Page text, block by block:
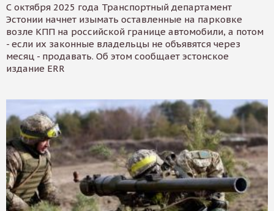
С октября 2025 года Транспортный департамент
Эстонии начнет изымать оставленные на парковке
возле КПП на российской границе автомобили, а потом
- если их законные владельцы не объявятся через
месяц - продавать. Об этом сообщает эстонское
издание ERR